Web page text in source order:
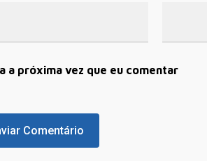
a próxima vez que eu comentar